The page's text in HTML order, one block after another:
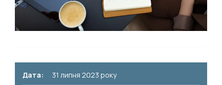
Дата: 31 липня 2023 року